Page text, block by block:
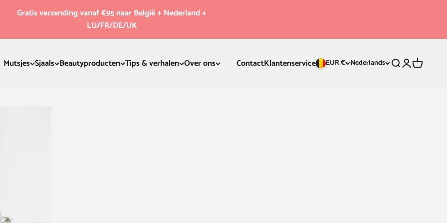
Gratis verzending vanaf €95 naar België + Nederland +
LU/FR/DE/UK
Mutsjes Sjaals Beautyproducten Tips & verhalen Over ons ContactKlantenservice EUR € Nederlands Zoeken
Inloggen